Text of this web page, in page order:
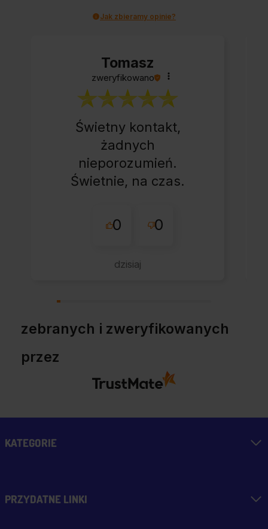
Jak zbieramy opinie?
Tomasz
zweryfikowano
Świetny kontakt,
żadnych
nieporozumień.
Świetnie, na czas.
0 0
dzisiaj
zebranych i zweryfikowanych
przez
KATEGORIE
PRZYDATNE LINKI